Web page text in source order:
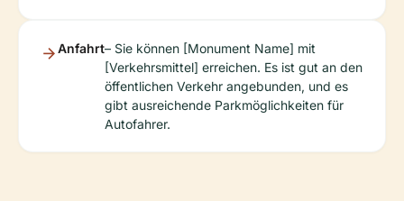
Anfahrt– Sie können [Monument Name] mit
[Verkehrsmittel] erreichen. Es ist gut an den
öffentlichen Verkehr angebunden, und es
gibt ausreichende Parkmöglichkeiten für
Autofahrer.